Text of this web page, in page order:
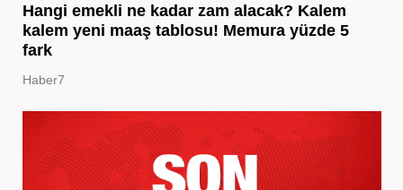
Hangi emekli ne kadar zam alacak? Kalem
kalem yeni maaş tablosu! Memura yüzde 5
fark
Haber7